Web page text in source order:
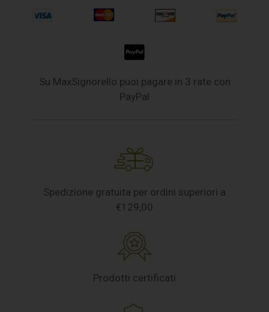
Su MaxSignorello puoi pagare in 3 rate con
PayPal
Spedizione gratuita per ordini superiori a
€129,00
Prodotti certificati